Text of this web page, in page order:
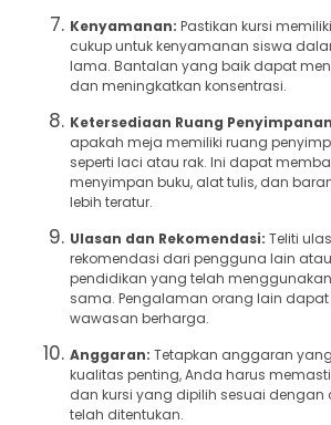
Kenyamanan: Pastikan kursi
cukup untuk kenyamanan siswa
lama. Bantalan yang baik dapat
dan meningkatkan konsentrasi.
Ketersediaan Ruang
apakah meja memiliki ruang
seperti laci atau rak. Ini dapat
menyimpan buku, alat tulis, dan
lebih teratur.
Ulasan dan Rekomendasi: Teliti
rekomendasi dari pengguna lain
pendidikan yang telah
sama. Pengalaman orang lain dapat
wawasan berharga.
Anggaran: Tetapkan anggaran
kualitas penting, Anda harus
dan kursi yang dipilih sesuai
telah ditentukan.